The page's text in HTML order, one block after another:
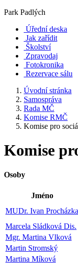
Park Padlých
Úřední deska
Jak zařídit
Školství
Zpravodaj
Fotokronika
Rezervace sálu
Úvodní stránka
Samospráva
Rada MČ
Komise RMČ
Komise pro
Komise
Osoby
Jméno
MUDr. Ivan Procházka
Marcela Sládková Dis.
Mgr. Martina Vlková
Martin Stromský
Martina Míková